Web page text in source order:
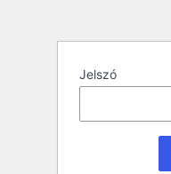
Jelszó